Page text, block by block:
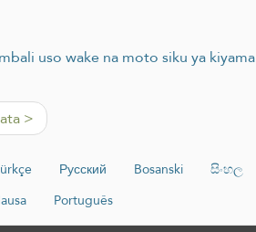
uso wake na moto siku ya kiyama
>
Русский Bosanski සිංහල
Português